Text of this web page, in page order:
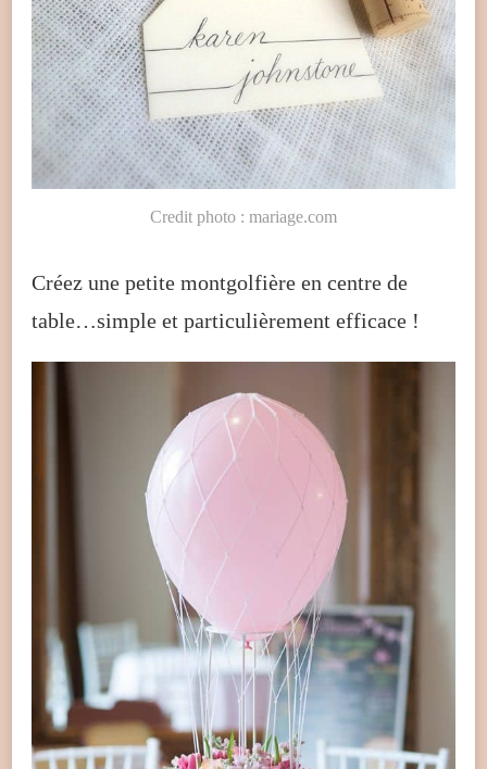
Credit photo : mariage.com
Créez une petite montgolfière en centre de
table…simple et particulièrement efficace !